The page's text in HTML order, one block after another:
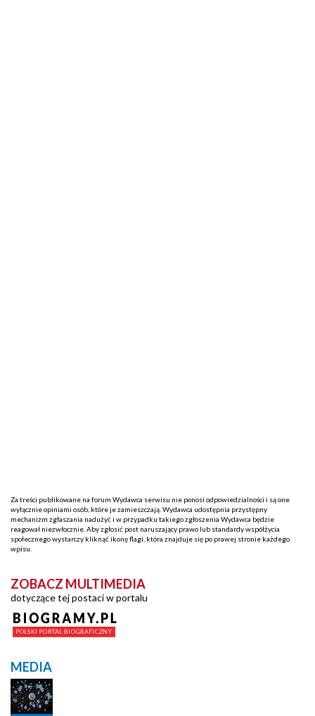
Za treści publikowane na forum Wydawca serwisu nie ponosi odpowiedzialności i są one
wyłącznie opiniami osób, które je zamieszczają. Wydawca udostępnia przystępny
mechanizm zgłaszania nadużyć i w przypadku takiego zgłoszenia Wydawca będzie
reagował niezwłocznie. Aby zgłosić post naruszający prawo lub standardy współżycia
społecznego wystarczy kliknąć ikonę flagi, która znajduje się po prawej stronie każdego
wpisu.
ZOBACZ MULTIMEDIA
dotyczące tej postaci w portalu
MEDIA